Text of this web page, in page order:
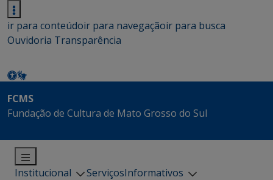
ir para conteúdoir para navegaçãoir para busca
Ouvidoria Transparência
FCMS
Fundação de Cultura de Mato Grosso do Sul
Institucional ServiçosInformativos